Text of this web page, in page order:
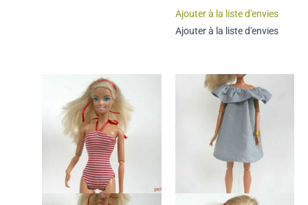
Ajouter à la liste d'envies
Ajouter à la liste d'envies